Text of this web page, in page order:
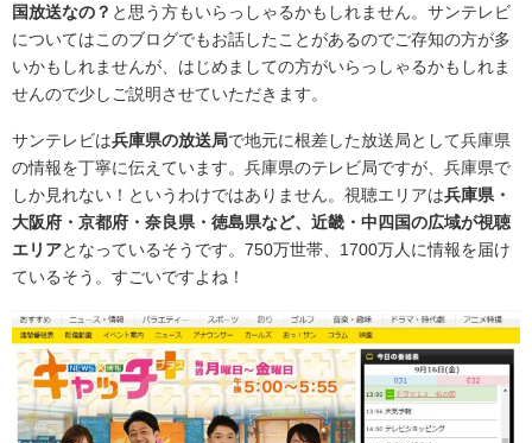
国放送なの？ と思う方もいらっしゃるかもしれません。サンテレビ
についてはこのブログでもお話したことがあるのでご存知の方が多
いかもしれませんが、はじめましての方がいらっしゃるかもしれま
せんので少しご説明させていただきます。
サンテレビは兵庫県の放送局で地元に根差した放送局として兵庫県
の情報を丁寧に伝えています。兵庫県のテレビ局ですが、兵庫県で
しか見れない！というわけではありません。視聴エリアは兵庫県・
大阪府・京都府・奈良県・徳島県など、近畿・中四国の広域が視聴
エリアとなっているそうです。750万世帯、1700万人に情報を届け
ているそう。すごいですよね！